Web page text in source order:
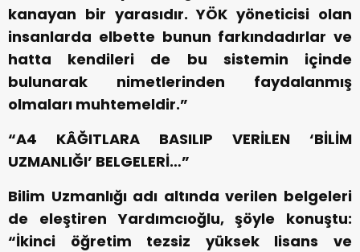
kanayan bir yarasıdır. YÖK yöneticisi olan
insanlarda elbette bunun farkındadırlar ve
hatta kendileri de bu sistemin içinde
bulunarak nimetlerinden faydalanmış
olmaları muhtemeldir.”
“A4 KÂĞITLARA BASILIP VERİLEN ‘BİLİM
UZMANLIĞI’ BELGELERİ…”
Bilim Uzmanlığı adı altında verilen belgeleri
de eleştiren Yardımcıoğlu, şöyle konuştu:
“İkinci öğretim tezsiz yüksek lisans ve